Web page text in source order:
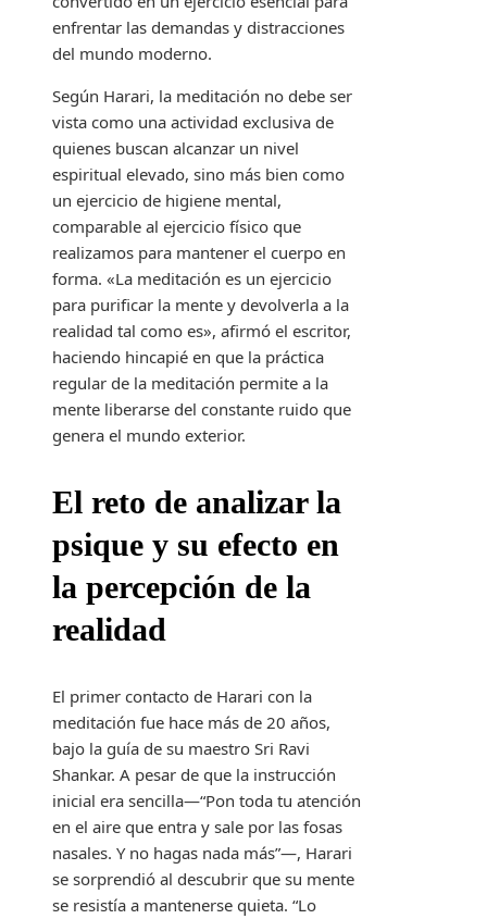
enfrentar las demandas y distracciones
del mundo moderno.
Según Harari, la meditación no debe ser
vista como una actividad exclusiva de
quienes buscan alcanzar un nivel
espiritual elevado, sino más bien como
un ejercicio de higiene mental,
comparable al ejercicio físico que
realizamos para mantener el cuerpo en
forma. «La meditación es un ejercicio
para purificar la mente y devolverla a la
realidad tal como es», afirmó el escritor,
haciendo hincapié en que la práctica
regular de la meditación permite a la
mente liberarse del constante ruido que
genera el mundo exterior.
El reto de analizar la
psique y su efecto en
la percepción de la
realidad
El primer contacto de Harari con la
meditación fue hace más de 20 años,
bajo la guía de su maestro Sri Ravi
Shankar. A pesar de que la instrucción
inicial era sencilla—“Pon toda tu atención
en el aire que entra y sale por las fosas
nasales. Y no hagas nada más”—, Harari
se sorprendió al descubrir que su mente
se resistía a mantenerse quieta. “Lo